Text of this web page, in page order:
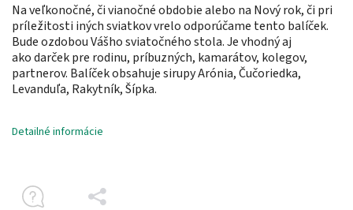
Na veľkonočné, či vianočné obdobie alebo na Nový rok, či pri
príležitosti iných sviatkov vrelo odporúčame tento balíček.
Bude ozdobou Vášho sviatočného stola. Je vhodný aj
ako darček pre rodinu, príbuzných, kamarátov, kolegov,
partnerov. Balíček obsahuje sirupy Arónia, Čučoriedka,
Levanduľa, Rakytník, Šípka.
Detailné informácie